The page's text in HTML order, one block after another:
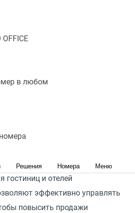
в любом
Решения Номера Меню
на внутренний туризм
и поток туристов
коммуникацию во всех
реагировать на запросы
клиентов, чтобы
гостиниц и отелей
эффективно управлять
повысить продажи